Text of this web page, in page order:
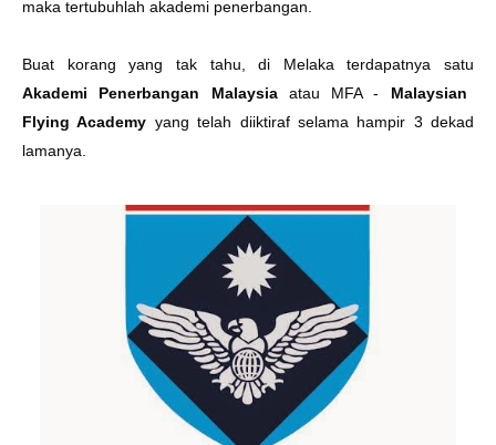
maka tertubuhlah akademi penerbangan.
Buat korang yang tak tahu, di Melaka terdapatnya satu
Akademi Penerbangan Malaysiaatau MFA - Malaysian
Flying Academy yang telah diiktiraf selama hampir 3 dekad
lamanya.